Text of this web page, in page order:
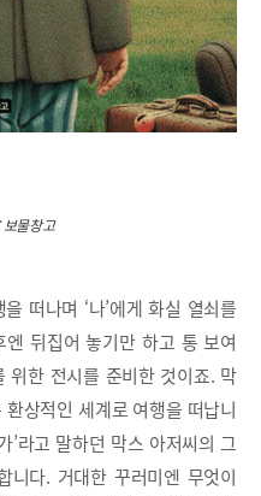
물창고
떠나며 ‘나’에게 화실 열쇠를
뒤집어 놓기만 하고 통 보여
위한 전시를 준비한 것이죠. 막
상적인 세계로 여행을 떠납니
’라고 말하던 막스 아저씨의 그
니다. 거대한 꾸러미엔 무엇이